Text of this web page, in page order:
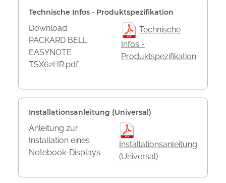
Technische Infos - Produktspezifikation
Download
PACKARD BELL
EASYNOTE
TSX62HR.pdf
Technische
Infos -
Produktspezifikation
Installationsanleitung (Universal)
Anleitung zur
Installation eines
Notebook-Displays
Installationsanleitung
(Universal)